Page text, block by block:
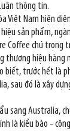
thông tin.
Việt Nam hiện
sản phẩm,
Coffee chú trọng
thương hiệu
biết, trước hết là
sau đó là xây
sang Australia,
là kiều bào -